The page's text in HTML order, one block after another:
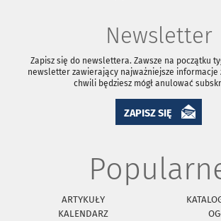
Newsletter
Zapisz się do newslettera. Zawsze na początku
newsletter zawierający najważniejsze informacje
chwili będziesz mógł anulować
ZAPISZ SIĘ
ARTYKUŁY
KALENDARZ